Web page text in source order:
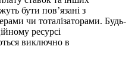
бути пов’язані з
чи тоталізаторами. Будь-
ресурсі
виключно в